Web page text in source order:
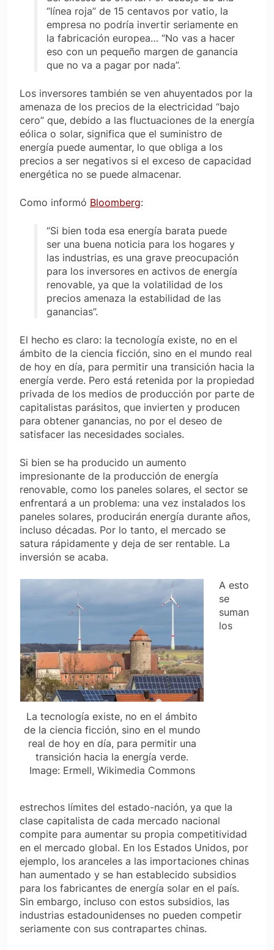
“línea roja” de 15 centavos por vatio, la
empresa no podría invertir seriamente en
la fabricación europea… “No vas a hacer
eso con un pequeño margen de ganancia
que no va a pagar por nada”.
Los inversores también se ven ahuyentados por la
amenaza de los precios de la electricidad “bajo
cero” que, debido a las fluctuaciones de la energía
eólica o solar, significa que el suministro de
energía puede aumentar, lo que obliga a los
precios a ser negativos si el exceso de capacidad
energética no se puede almacenar.
Como informó Bloomberg:
“Si bien toda esa energía barata puede
ser una buena noticia para los hogares y
las industrias, es una grave preocupación
para los inversores en activos de energía
renovable, ya que la volatilidad de los
precios amenaza la estabilidad de las
ganancias”.
El hecho es claro: la tecnología existe, no en el
ámbito de la ciencia ficción, sino en el mundo real
de hoy en día, para permitir una transición hacia la
energía verde. Pero está retenida por la propiedad
privada de los medios de producción por parte de
capitalistas parásitos, que invierten y producen
para obtener ganancias, no por el deseo de
satisfacer las necesidades sociales.
Si bien se ha producido un aumento
impresionante de la producción de energía
renovable, como los paneles solares, el sector se
enfrentará a un problema: una vez instalados los
paneles solares, producirán energía durante años,
incluso décadas. Por lo tanto, el mercado se
satura rápidamente y deja de ser rentable. La
inversión se acaba.
La tecnología existe, no en el ámbito
de la ciencia ficción, sino en el mundo
real de hoy en día, para permitir una
transición hacia la energía verde.
Image: Ermell, Wikimedia Commons
A esto
se
suman
los
estrechos límites del estado-nación, ya que la
clase capitalista de cada mercado nacional
compite para aumentar su propia competitividad
en el mercado global. En los Estados Unidos, por
ejemplo, los aranceles a las importaciones chinas
han aumentado y se han establecido subsidios
para los fabricantes de energía solar en el país.
Sin embargo, incluso con estos subsidios, las
industrias estadounidenses no pueden competir
seriamente con sus contrapartes chinas.